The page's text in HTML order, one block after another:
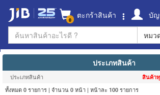
0 ตะกร้าสินค้า
บั
หมว
ประเภทสินค้า
ประเภทสินค้า สินค้า
ทั้งหมด 0 รายการ | จำนวน 0 หน้า | หน้าละ 100 รายการ